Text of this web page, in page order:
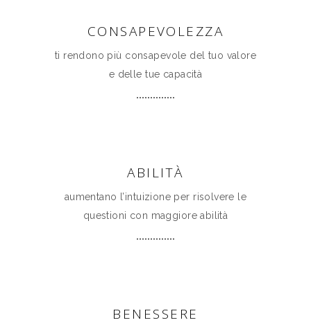
CONSAPEVOLEZZA
ti rendono più consapevole del tuo valore
e delle tue capacità
ABILITÀ
aumentano l’intuizione per risolvere le
questioni con maggiore abilità
BENESSERE